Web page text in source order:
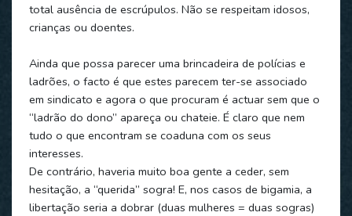
total ausência de escrúpulos. Não se respeitam idosos,
crianças ou doentes.
Ainda que possa parecer uma brincadeira de polícias e
ladrões, o facto é que estes parecem ter-se associado
em sindicato e agora o que procuram é actuar sem que o
“ladrão do dono” apareça ou chateie. É claro que nem
tudo o que encontram se coaduna com os seus
interesses.
De contrário, haveria muito boa gente a ceder, sem
hesitação, a “querida” sogra! E, nos casos de bigamia, a
libertação seria a dobrar (duas mulheres = duas sogras)